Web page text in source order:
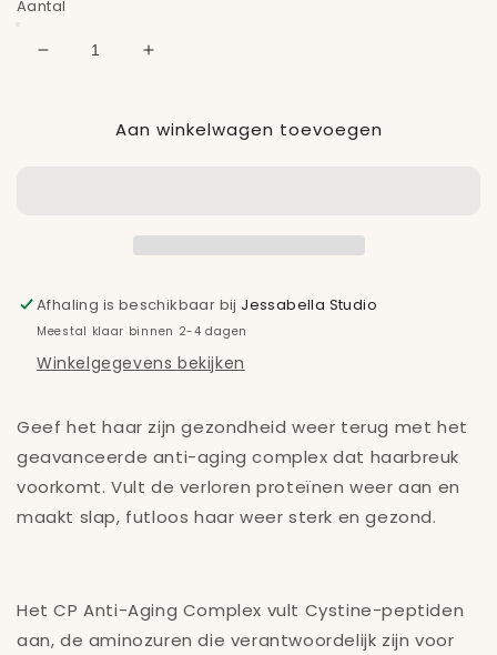
Aantal
Aantal
L&#39;ANZA
Aantal
L&#39;ANZA
Aan winkelwagen toevoegen
Afhaling is beschikbaar bij Jessabella Studio
Meestal klaar binnen 2-4 dagen
Winkelgegevens bekijken
Geef het haar zijn gezondheid weer terug met het
geavanceerde anti-aging complex dat haarbreuk
voorkomt. Vult de verloren proteïnen weer aan en
maakt slap, futloos haar weer sterk en gezond.
Het CP Anti-Aging Complex vult Cystine-peptiden
aan, de aminozuren die verantwoordelijk zijn voor